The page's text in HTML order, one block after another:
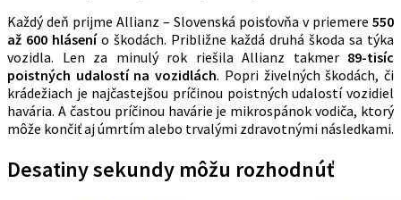
Každý deň prijme Allianz – Slovenská poisťovňa v priemere 550
až 600 hlásenío škodách. Približne každá druhá škoda sa týka
vozidla. Len za minulý rok riešila Allianz takmer 89-tisíc
poistných udalostí na vozidlách. Popri živelných škodách, či
krádežiach je najčastejšou príčinou poistných udalostí vozidiel
havária. A častou príčinou havárie je mikrospánok vodiča, ktorý
môže končiť aj úmrtím alebo trvalými zdravotnými následkami.
Desatiny sekundy môžu rozhodnúť